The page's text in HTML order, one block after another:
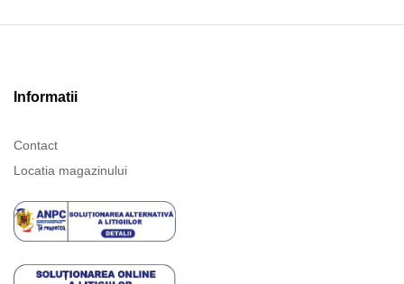
Informatii
Contact
Locatia magazinului